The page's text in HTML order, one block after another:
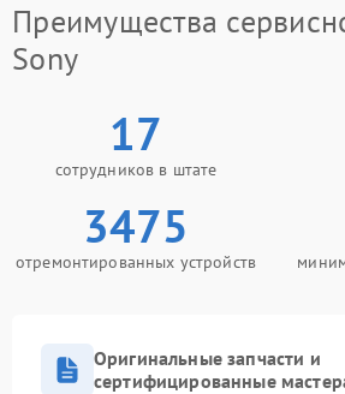
Преимущества
Sony
17
сотрудников в штате
3475
отремонтированных устройств
Оригинальные запчасти и
сертифицированные